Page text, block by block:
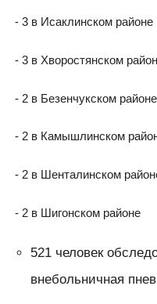
- 3 в Исаклинском районе
- 3 в Хворостянском
- 2 в Безенчукском районе
- 2 в Камышлинском
- 2 в Шенталинском
- 2 в Шигонском районе
521 человек
внебольничная